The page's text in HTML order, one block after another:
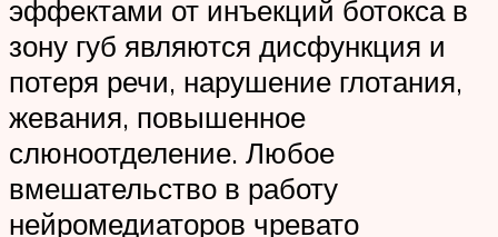
эффектами от инъекций ботокса в
зону губ являются дисфункция и
потеря речи, нарушение глотания,
жевания, повышенное
слюноотделение. Любое
вмешательство в работу
нейромедиаторов чревато